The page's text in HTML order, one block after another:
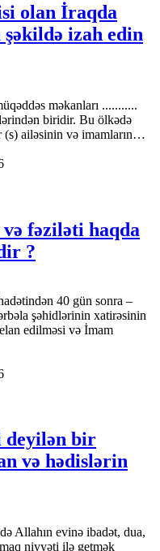
olan İraqda
şəkildə izah edin
məkanları ...........
biridir. Bu ölkədə
(s) ailəsinin və imamların…
fəziləti haqda
?
40 gün sonra –
şəhidlərinin xatirəsinin
edilməsi və İmam
deyilən bir
və hədislərin
Allahın evinə ibadət, dua,
niyyəti ilə getmək